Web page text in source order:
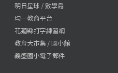
明日星球 / 數學島
均一教育平台
花蓮縣打字練習網
教育大市集 / 國小館
義盛國小電子郵件